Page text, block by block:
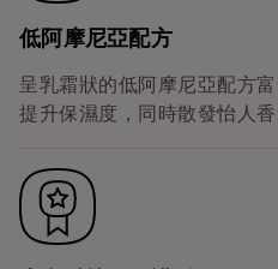
低阿摩尼亞配方
呈乳霜狀的低阿摩尼亞配方
提升保濕度，同時散發怡人香